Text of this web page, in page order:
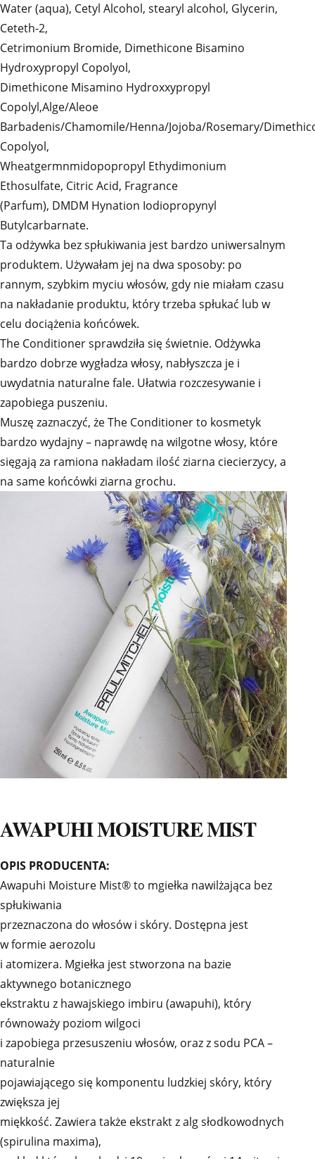
Water (aqua), Cetyl Alcohol, stearyl alcohol, Glycerin,
Ceteth-2,
Cetrimonium Bromide, Dimethicone Bisamino
Hydroxypropyl Copolyol,
Dimethicone Misamino Hydroxxypropyl
Copolyl,Alge/Aleoe
Barbadenis/Chamomile/Henna/Jojoba/Rosemary/
Copolyol,
Wheatgermnmidopopropyl Ethydimonium
Ethosulfate, Citric Acid, Fragrance
(Parfum), DMDM Hynation Iodiopropynyl
Butylcarbarnate.
Ta odżywka bez spłukiwania jest bardzo uniwersalnym
produktem. Używałam jej na dwa sposoby: po
rannym, szybkim myciu włosów, gdy nie miałam czasu
na nakładanie produktu, który trzeba spłukać lub w
celu dociążenia końcówek.
The Conditioner sprawdziła się świetnie. Odżywka
bardzo dobrze wygładza włosy, nabłyszcza je i
uwydatnia naturalne fale. Ułatwia rozczesywanie i
zapobiega puszeniu.
Muszę zaznaczyć, że The Conditioner to kosmetyk
bardzo wydajny – naprawdę na wilgotne włosy, które
sięgają za ramiona nakładam ilość ziarna ciecierzycy, a
na same końcówki ziarna grochu.
AWAPUHI MOISTURE MIST
OPIS PRODUCENTA:
Awapuhi Moisture Mist® to mgiełka nawilżająca bez
spłukiwania
przeznaczona do włosów i skóry. Dostępna jest
w formie aerozolu
i atomizera. Mgiełka jest stworzona na bazie
aktywnego botanicznego
ekstraktu z hawajskiego imbiru (awapuhi), który
równoważy poziom wilgoci
i zapobiega przesuszeniu włosów, oraz z sodu PCA –
naturalnie
pojawiającego się komponentu ludzkiej skóry, który
zwiększa jej
miękkość. Zawiera także ekstrakt z alg słodkowodnych
(spirulina maxima),